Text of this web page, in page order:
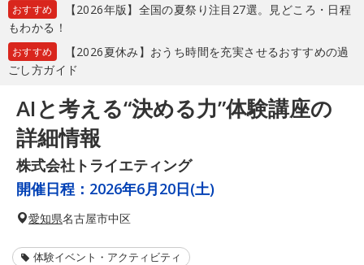
おすすめ
【2026年版】全国の夏祭り注目27選。見どころ・日程
もわかる！
おすすめ
【2026夏休み】おうち時間を充実させるおすすめの過
ごし方ガイド
AIと考える“決める力”体験講座の
詳細情報
株式会社トライエティング
開催日程： 2026年6月20日(土)
愛知県名古屋市中区
体験イベント・アクティビティ